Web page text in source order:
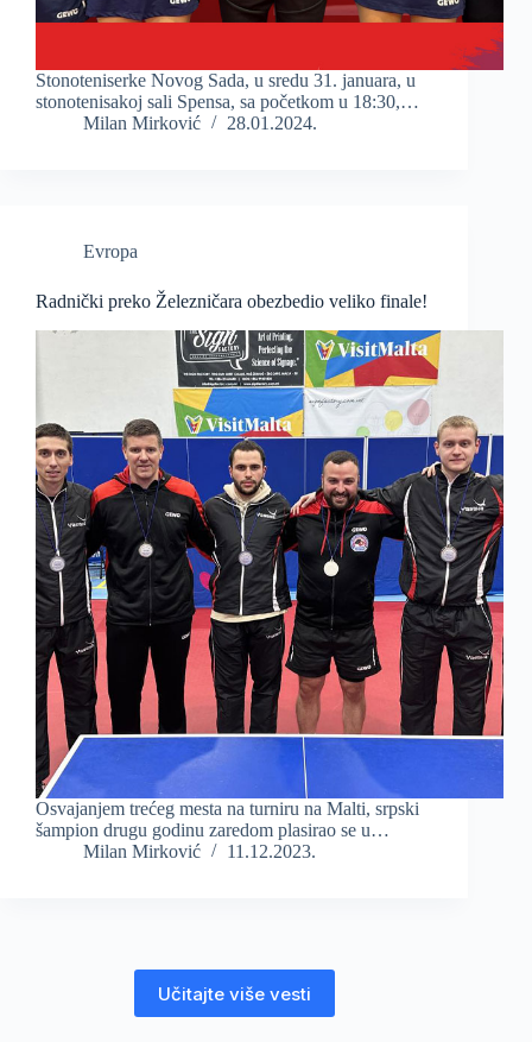
Stonoteniserke Novog Sada, u sredu 31. januara, u
stonotenisakoj sali Spensa, sa početkom u 18:30,…
Milan Mirković
28.01.2024.
Evropa
Radnički preko Železničara obezbedio veliko finale!
Osvajanjem trećeg mesta na turniru na Malti, srpski
šampion drugu godinu zaredom plasirao se u…
Milan Mirković
11.12.2023.
Učitajte više vesti